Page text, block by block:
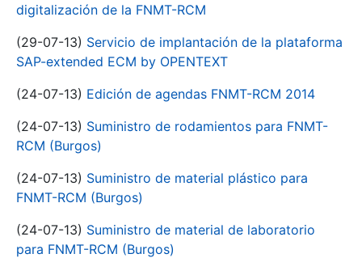
digitalización de la FNMT-RCM
(29-07-13) Servicio de implantación de la plataforma
SAP-extended ECM by OPENTEXT
(24-07-13) Edición de agendas FNMT-RCM 2014
(24-07-13) Suministro de rodamientos para FNMT-
RCM (Burgos)
(24-07-13) Suministro de material plástico para
FNMT-RCM (Burgos)
(24-07-13) Suministro de material de laboratorio
para FNMT-RCM (Burgos)